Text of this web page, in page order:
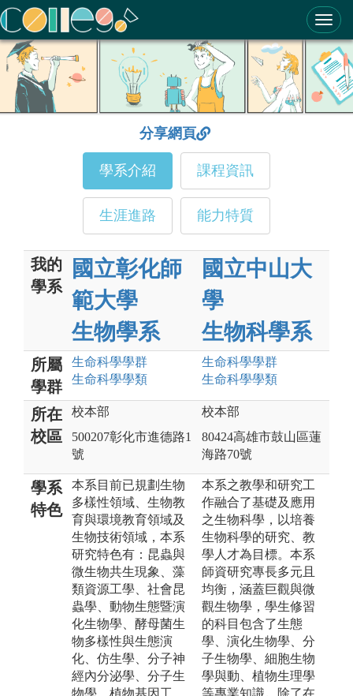
ColleGo! 大學選才與高中育才輔助系統
分享網頁
學系介紹 課程資訊
生涯進路 能力特質
我的
學系
國立彰化師
範大學
生物學系
國立中山大
學
生物科學系
所屬
學群
生命科學學群
生命科學學類
生命科學學群
生命科學學類
所在
校區
校本部
500207彰化市進德路1
號
校本部
80424高雄市鼓山區蓮
海路70號
學系
特色
本系目前已規劃生物
多樣性領域、生物教
育與環境教育領域及
生物技術領域，本系
研究特色有：昆蟲與
微生物共生現象、藻
類資源工學、社會昆
蟲學、動物生態暨演
化生物學、酵母菌生
物多樣性與生態演
化、仿生學、分子神
經內分泌學、分子生
物學、植物基因工
本系之教學和研究工
作融合了基礎及應用
之生物科學，以培養
生物科學的研究、教
學人才為目標。本系
師資研究專長多元且
均衡，涵蓋巨觀與微
觀生物學，學生修習
的科目包含了生態
學、演化生物學、分
子生物學、細胞生物
學與動、植物生理學
等專業知識。除了在